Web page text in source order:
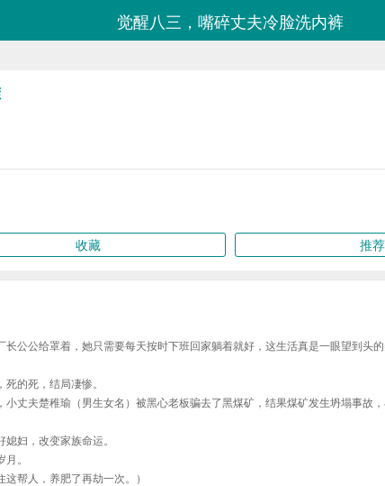
觉醒八三，嘴碎丈夫冷脸洗内裤
收藏 推荐
公公给罩着，她只需要每天按时下班回家躺着就好，这生活真是一眼望到头的
的死，结局凄惨。
丈夫楚稚瑜（男生女名）被黑心老板骗去了黑煤矿，结果煤矿发生坍塌事故，
妇，改变家族命运。
。
帮人，养肥了再劫一次。）